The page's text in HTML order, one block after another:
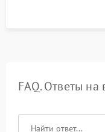
FAQ. Ответы на